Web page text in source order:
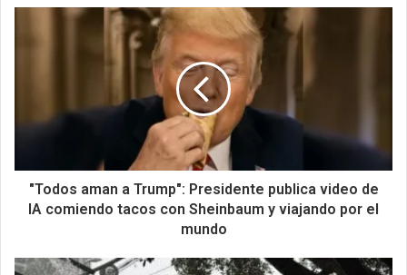
"Todos aman a Trump": Presidente publica video de
IA comiendo tacos con Sheinbaum y viajando por el
mundo